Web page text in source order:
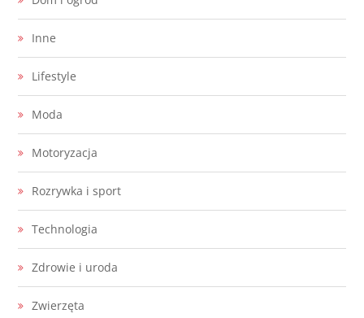
Inne
Lifestyle
Moda
Motoryzacja
Rozrywka i sport
Technologia
Zdrowie i uroda
Zwierzęta